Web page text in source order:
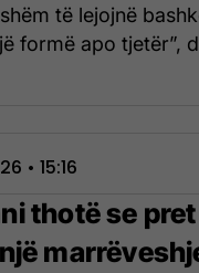
të lejojnë
formë apo tjetër”,
• 15:16
thotë se